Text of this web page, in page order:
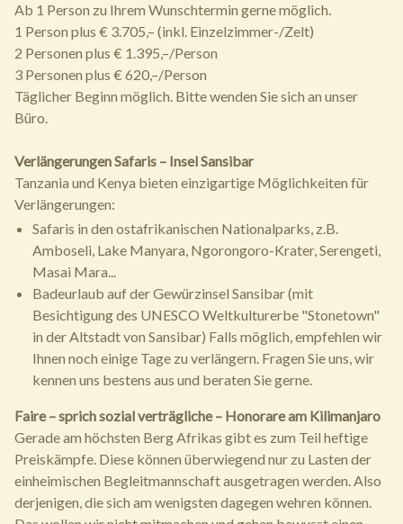
Ab 1 Person zu Ihrem Wunschtermin gerne möglich.
1 Person plus € 3.705,– (inkl. Einzelzimmer-/Zelt)
2 Personen plus € 1.395,–/Person
3 Personen plus € 620,–/Person
Täglicher Beginn möglich. Bitte wenden Sie sich an unser
Büro.
Verlängerungen Safaris – Insel Sansibar
Tanzania und Kenya bieten einzigartige Möglichkeiten für
Verlängerungen:
Safaris in den ostafrikanischen Nationalparks, z.B.
Amboseli, Lake Manyara, Ngorongoro-Krater, Serengeti,
Masai Mara...
Badeurlaub auf der Gewürzinsel Sansibar (mit
Besichtigung des UNESCO Weltkulturerbe "Stonetown"
in der Altstadt von Sansibar) Falls möglich, empfehlen wir
Ihnen noch einige Tage zu verlängern. Fragen Sie uns, wir
kennen uns bestens aus und beraten Sie gerne.
Faire – sprich sozial verträgliche – Honorare am Kilimanjaro
Gerade am höchsten Berg Afrikas gibt es zum Teil heftige
Preiskämpfe. Diese können überwiegend nur zu Lasten der
einheimischen Begleitmannschaft ausgetragen werden. Also
derjenigen, die sich am wenigsten dagegen wehren können.